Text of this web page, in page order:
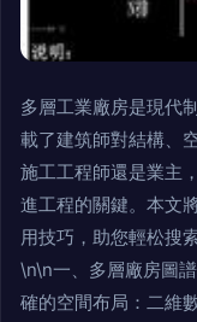
多層工業廠房是現代
載了建筑師對結構、
施工工程師還是業主
進工程的關鍵。本文
用技巧，助您輕松搜
\n\n一、多層廠房圖
確的空間布局：二維